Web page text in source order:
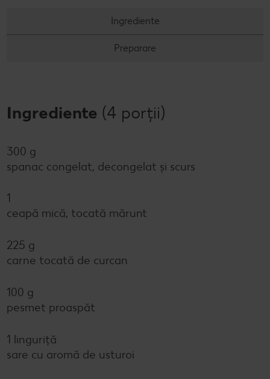
Ingrediente
Preparare
Ingrediente (4 porții)
300 g
spanac congelat, decongelat și scurs
1
ceapă mică, tocată mărunt
225 g
carne tocată de curcan
100 g
pesmet proaspăt
1 linguriță
sare cu aromă de usturoi